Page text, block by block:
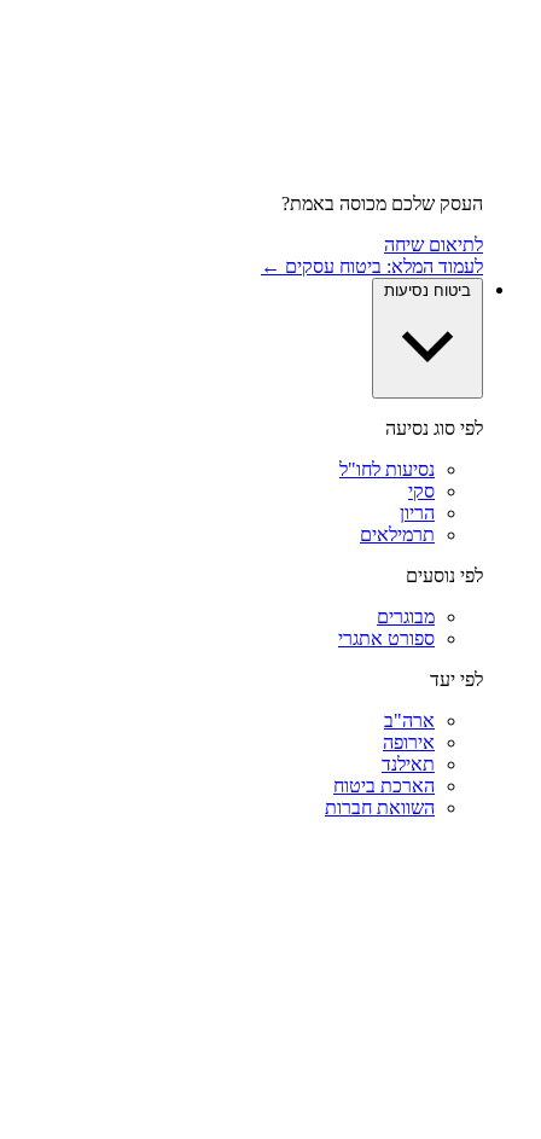
העסק שלכם מכוסה באמת?
לתיאום שיחה
לעמוד המלא: ביטוח עסקים ←
ביטוח נסיעות
לפי סוג נסיעה
נסיעות לחו"ל
סקי
הריון
תרמילאים
לפי נוסעים
מבוגרים
ספורט אתגרי
לפי יעד
ארה"ב
אירופה
תאילנד
הארכת ביטוח
השוואת חברות